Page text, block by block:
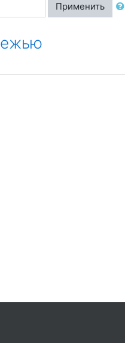
Применить